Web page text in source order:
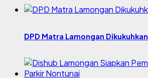
DPD Matra Lamongan Dikukuhkan